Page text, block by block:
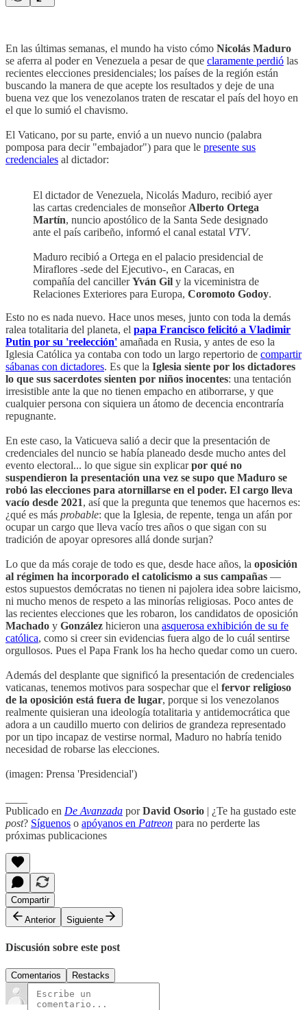
En las últimas semanas, el mundo ha visto cómo Nicolás Maduro
se aferra al poder en Venezuela a pesar de que claramente perdió las
recientes elecciones presidenciales; los países de la región están
buscando la manera de que acepte los resultados y deje de una
buena vez que los venezolanos traten de rescatar el país del hoyo en
el que lo sumió el chavismo.
El Vaticano, por su parte, envió a un nuevo nuncio (palabra
pomposa para decir "embajador") para que le presente sus
credenciales al dictador:
El dictador de Venezuela, Nicolás Maduro, recibió ayer
las cartas credenciales de monseñor Alberto Ortega
Martín, nuncio apostólico de la Santa Sede designado
ante el país caribeño, informó el canal estatal VTV.
Maduro recibió a Ortega en el palacio presidencial de
Miraflores -sede del Ejecutivo-, en Caracas, en
compañía del cancillerYván Gil y la viceministra de
Relaciones Exteriores para Europa, Coromoto Godoy.
Esto no es nada nuevo. Hace unos meses, junto con toda la demás
ralea totalitaria del planeta, el papa Francisco felicitó a Vladimir
Putin por su 'reelección' amañada en Rusia, y antes de eso la
Iglesia Católica ya contaba con todo un largo repertorio de compartir
sábanas con dictadores. Es que la Iglesia siente por los dictadores
lo que sus sacerdotes sienten por niños inocentes: una tentación
irresistible ante la que no tienen empacho en atiborrarse, y que
cualquier persona con siquiera un átomo de decencia encontraría
repugnante.
En este caso, la Vaticueva salió a decir que la presentación de
credenciales del nuncio se había planeado desde mucho antes del
evento electoral... lo que sigue sin explicarpor qué no
suspendieron la presentación una vez se supo que Maduro se
robó las elecciones para atornillarse en el poder. El cargo lleva
vacío desde 2021, así que la pregunta que tenemos que hacernos es:
¿qué es más probable: que la Iglesia, de repente, tenga un afán por
ocupar un cargo que lleva vacío tres años o que sigan con su
tradición de apoyar opresores allá donde surjan?
Lo que da más coraje de todo es que, desde hace años, la oposición
al régimen ha incorporado el catolicismo a sus campañas —
estos supuestos demócratas no tienen ni pajolera idea sobre laicismo,
ni mucho menos de respeto a las minorías religiosas. Poco antes de
las recientes elecciones que les robaron, los candidatos de oposición
Machado y González hicieron una asquerosa exhibición de su fe
católica, como si creer sin evidencias fuera algo de lo cuál sentirse
orgullosos. Pues el Papa Frank los ha hecho quedar como un cuero.
Además del desplante que significó la presentación de credenciales
vaticanas, tenemos motivos para sospechar que el fervor religioso
de la oposición está fuera de lugar, porque si los venezolanos
realmente quisieran una ideología totalitaria y antidemocrática que
adora a un caudillo muerto con delirios de grandeza representado
por un tipo incapaz de vestirse normal, Maduro no habría tenido
necesidad de robarse las elecciones.
(imagen: Prensa 'Presidencial')
Publicado en De Avanzada porDavid Osorio | ¿Te ha gustado este
post? Síguenos o apóyanos en Patreon para no perderte las
próximas publicaciones
Compartir
Anterior
Siguiente
Discusión sobre este post
Comentarios Restacks